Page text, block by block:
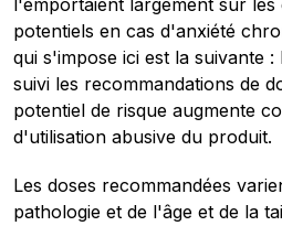
l'emportaient largement sur
potentiels en cas d'anxiété
qui s'impose ici est la suivante
suivi les recommandations de
potentiel de risque augmente
d'utilisation abusive du produit.
Les doses recommandées
pathologie et de l'âge et de la